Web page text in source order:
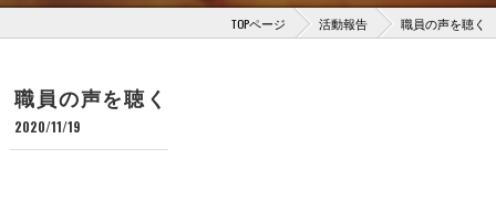
TOPページ 活動報告 職員の声を聴く
職員の声を聴く
2020/11/19